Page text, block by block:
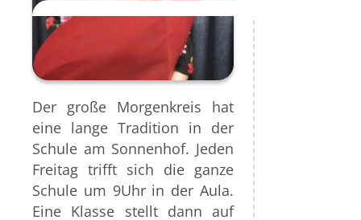
Der große Morgenkreis hat
eine lange Tradition in der
Schule am Sonnenhof. Jeden
Freitag trifft sich die ganze
Schule um 9Uhr in der Aula.
Eine Klasse stellt dann auf